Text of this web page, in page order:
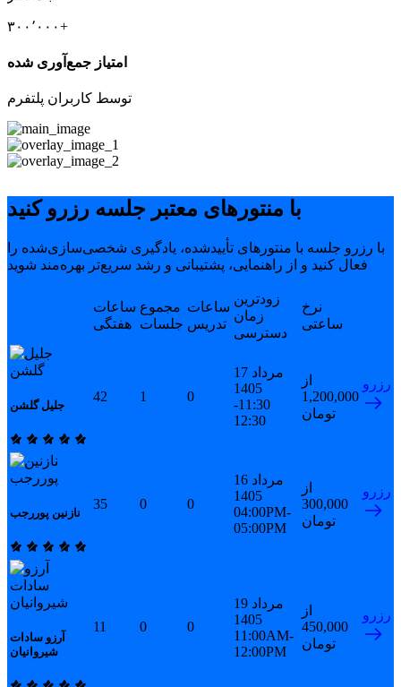
۳۰۰٬۰۰۰+
امتیاز جمع‌آوری شده
توسط کاربران پلتفرم
با منتورهای معتبر جلسه رزرو کنید
با رزرو جلسه با منتورهای تأییدشده، یادگیری شخصی‌سازی‌شده را
فعال کنید و از راهنمایی، پشتیبانی و رشد سریع‌تر بهره‌مند شوید
ساعات
هفتگی
مجموع
جلسات
ساعات
تدریس
زودترین
زمان
دسترسی
نرخ
ساعتی
جلیل گلشن
42 1 0
17 مرداد
1405
11:30-
12:30
از
1,200,000
تومان
رزرو
نازنین پوررجب
35 0 0
16 مرداد
1405
04:00PM-
05:00PM
از
300,000
تومان
رزرو
آرزو سادات
شیروانیان
11 0 0
19 مرداد
1405
11:00AM-
12:00PM
از
450,000
تومان
رزرو